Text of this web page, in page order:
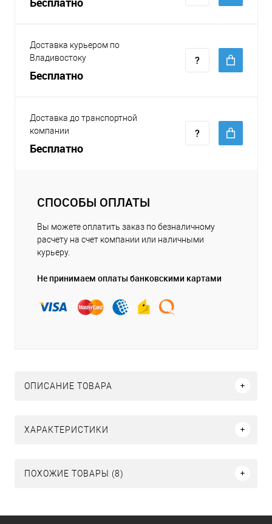
Доставка курьером по
Владивостоку
Бесплатно
Доставка до транспортной
компании
Бесплатно
СПОСОБЫ ОПЛАТЫ
Вы можете оплатить заказ по безналичному
расчету на счет компании или наличными
курьеру.
Не принимаем оплаты банковскими картами
ОПИСАНИЕ ТОВАРА
ХАРАКТЕРИСТИКИ
ПОХОЖИЕ ТОВАРЫ (8)